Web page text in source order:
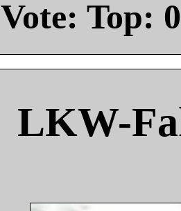
Vote: Top: 0
LKW-